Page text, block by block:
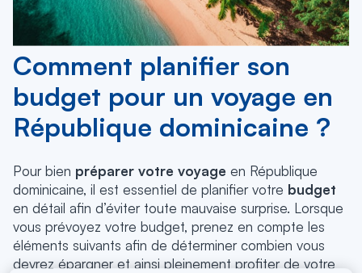
Comment planifier son
budget pour un voyage en
République dominicaine ?
Pour bien préparer votre voyage en République
dominicaine, il est essentiel de planifier votre budget
en détail afin d’éviter toute mauvaise surprise. Lorsque
vous prévoyez votre budget, prenez en compte les
éléments suivants afin de déterminer combien vous
devrez épargner et ainsi pleinement profiter de votre